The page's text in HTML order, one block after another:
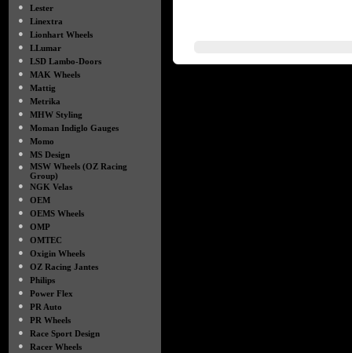
●
Lester
●
Linextra
●
Lionhart Wheels
●
LLumar
●
LSD Lambo-Doors
●
MAK Wheels
●
Mattig
●
Metrika
●
MHW Styling
●
Moman Indiglo Gauges
●
Momo
●
MS Design
●
MSW Wheels (OZ Racing
Group)
●
NGK Velas
●
OEM
●
OEMS Wheels
●
OMP
●
OMTEC
●
Oxigin Wheels
●
OZ Racing Jantes
●
Philips
●
Power Flex
●
PR Auto
●
PR Wheels
●
Race Sport Design
●
Racer Wheels